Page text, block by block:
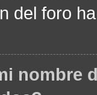
del foro
nombre